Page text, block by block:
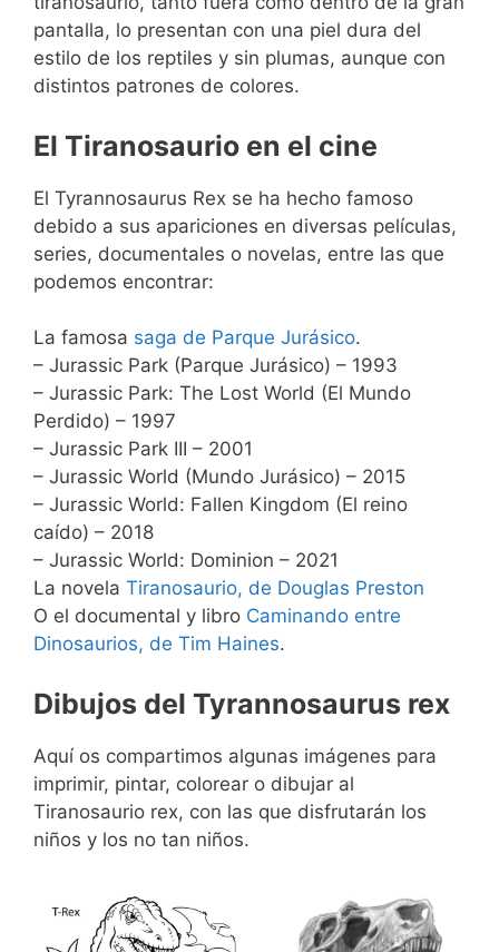
pantalla, lo presentan con una piel dura del
estilo de los reptiles y sin plumas, aunque con
distintos patrones de colores.
El Tiranosaurio en el cine
El Tyrannosaurus Rex se ha hecho famoso
debido a sus apariciones en diversas películas,
series, documentales o novelas, entre las que
podemos encontrar:
La famosa saga de Parque Jurásico.
– Jurassic Park (Parque Jurásico) – 1993
– Jurassic Park: The Lost World (El Mundo
Perdido) – 1997
– Jurassic Park III – 2001
– Jurassic World (Mundo Jurásico) – 2015
– Jurassic World: Fallen Kingdom (El reino
caído) – 2018
– Jurassic World: Dominion – 2021
La novela Tiranosaurio, de Douglas Preston
O el documental y libro Caminando entre
Dinosaurios, de Tim Haines.
Dibujos del Tyrannosaurus rex
Aquí os compartimos algunas imágenes para
imprimir, pintar, colorear o dibujar al
Tiranosaurio rex, con las que disfrutarán los
niños y los no tan niños.